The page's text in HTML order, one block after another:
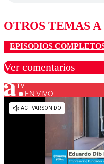
OTROS TEMAS
EPISODIOS
Ver comentarios
Los comentarios son
EN VIVO